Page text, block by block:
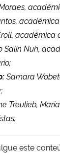
acadêmica
Salin Nuh,
Samara
Treulieb,
este